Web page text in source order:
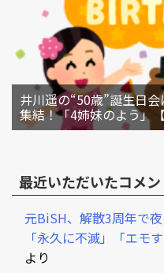
井川遥の“50歳”誕生日
集結！「4姉妹のよう」
最近いただいたコメン
元BiSH、解散3周年で
「永久に不滅」「エモ
より